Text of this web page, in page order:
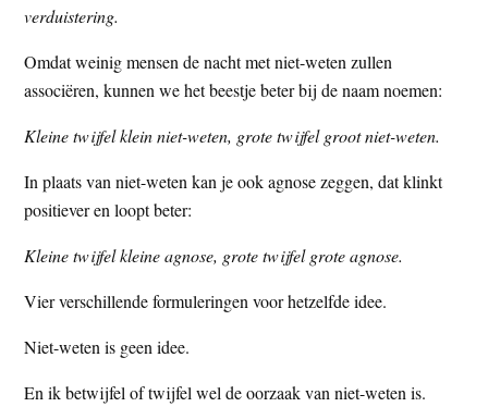
verduistering.
Omdat weinig mensen de nacht met niet-weten zullen
associëren, kunnen we het beestje beter bij de naam noemen:
Kleine twijfel klein niet-weten, grote twijfel groot niet-weten.
In plaats van niet-weten kan je ook agnose zeggen, dat klinkt
positiever en loopt beter:
Kleine twijfel kleine agnose, grote twijfel grote agnose.
Vier verschillende formuleringen voor hetzelfde idee.
Niet-weten is geen idee.
En ik betwijfel of twijfel wel de oorzaak van niet-weten is.